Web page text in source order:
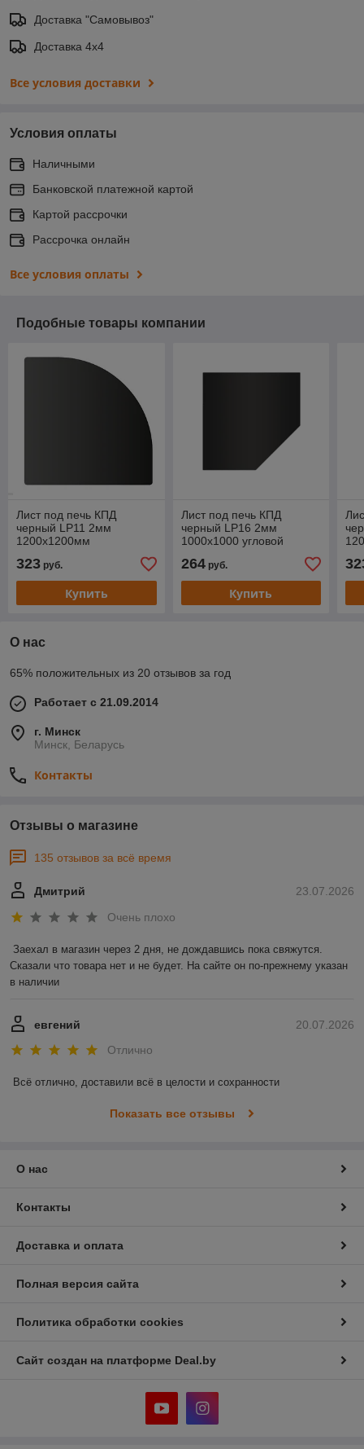
Доставка "Самовывоз"
Доставка 4х4
Все условия доставки
Условия оплаты
Наличными
Банковской платежной картой
Картой рассрочки
Рассрочка онлайн
Все условия оплаты
Подобные товары компании
Лист под печь КПД
черный LP11 2мм
1200х1200мм
323 руб.
Купить
Лист под печь КПД
черный LP16 2мм
1000х1000 угловой
264руб.
Купить
О нас
65% положительных из 20 отзывов за год
Работает с 21.09.2014
г. Минск
Минск, Беларусь
Контакты
Отзывы о магазине
135 отзывов за всё время
23.07.2026
Дмитрий
Очень плохо
Заехал в магазин через 2 дня, не дождавшись пока свяжутся.
Сказали что товара нет и не будет. На сайте он по-прежнему указан
в наличии
20.07.2026
евгений
Отлично
Всё отлично, доставили всё в целости и сохранности
Показать все отзывы
О нас
Контакты
Доставка и оплата
Полная версия сайта
Политика обработки cookies
Сайт создан на платформе Deal.by